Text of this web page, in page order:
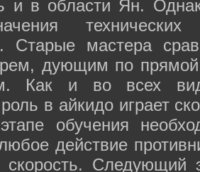
и в области Ян.
Старые мастера
дующим по
Как и во всех
в айкидо играет
обучения
действие
скорость.